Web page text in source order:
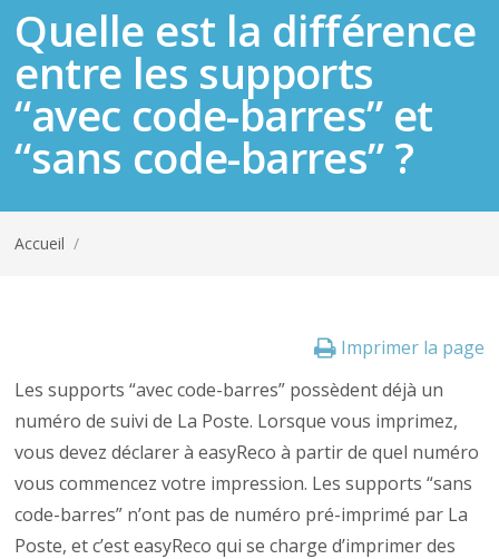
Quelle est la différence
entre les supports
“avec code-barres” et
“sans code-barres” ?
Accueil /
Imprimer la page
Les supports “avec code-barres” possèdent déjà un
numéro de suivi de La Poste. Lorsque vous imprimez,
vous devez déclarer à easyReco à partir de quel numéro
vous commencez votre impression. Les supports “sans
code-barres” n’ont pas de numéro pré-imprimé par La
Poste, et c’est easyReco qui se charge d’imprimer des